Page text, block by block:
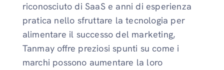
riconosciuto di SaaS e anni di esperienza
pratica nello sfruttare la tecnologia per
alimentare il successo del marketing,
Tanmay offre preziosi spunti su come i
marchi possono aumentare la loro